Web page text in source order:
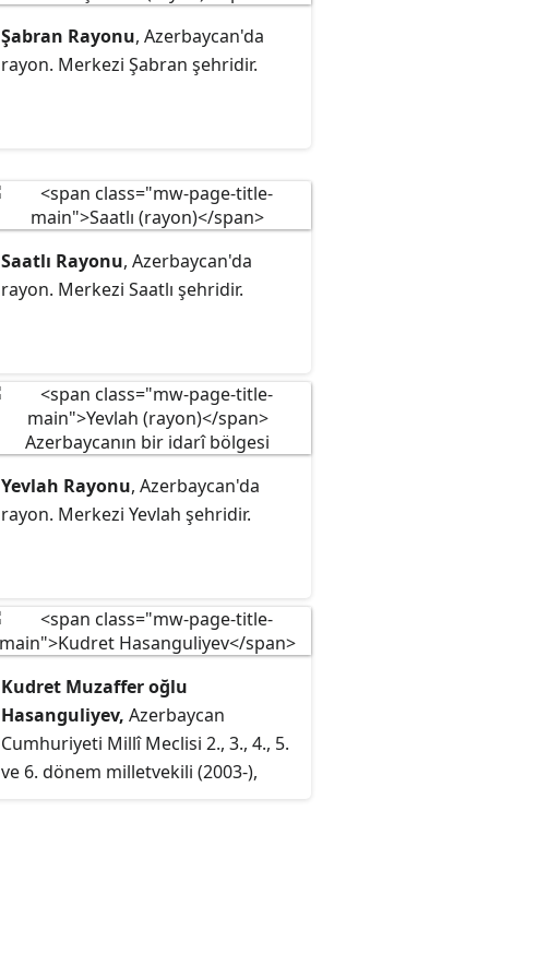
Şabran Rayonu, Azerbaycan'da
rayon. Merkezi Şabran şehridir.
Saatlı Rayonu, Azerbaycan'da
rayon. Merkezi Saatlı şehridir.
Yevlah Rayonu, Azerbaycan'da
rayon. Merkezi Yevlah şehridir.
Kudret Muzaffer oğlu
Hasanguliyev, Azerbaycan
Cumhuriyeti Millî Meclisi 2., 3., 4., 5.
ve 6. dönem milletvekili (2003-),